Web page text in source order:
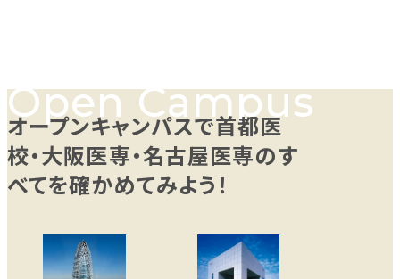
オープンキャンパスで首都医
校・大阪医専・名古屋医専のす
べてを確かめてみよう！